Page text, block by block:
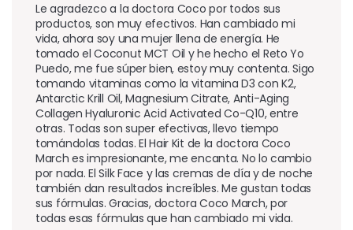
Le agradezco a la doctora Coco por todos sus
productos, son muy efectivos. Han cambiado mi
vida, ahora soy una mujer llena de energía. He
tomado el Coconut MCT Oil y he hecho el Reto Yo
Puedo, me fue súper bien, estoy muy contenta. Sigo
tomando vitaminas como la vitamina D3 con K2,
Antarctic Krill Oil, Magnesium Citrate, Anti-Aging
Collagen Hyaluronic Acid Activated Co-Q10, entre
otras. Todas son super efectivas, llevo tiempo
tomándolas todas. El Hair Kit de la doctora Coco
March es impresionante, me encanta. No lo cambio
por nada. El Silk Face y las cremas de día y de noche
también dan resultados increíbles. Me gustan todas
sus fórmulas. Gracias, doctora Coco March, por
todas esas fórmulas que han cambiado mi vida.